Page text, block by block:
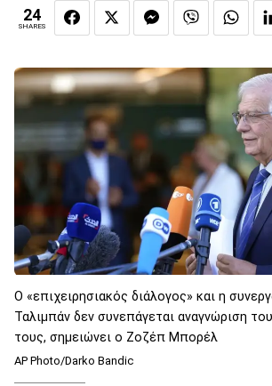
24
SHARES
Ο «επιχειρησιακός διάλογος» και η
Ταλιμπάν δεν συνεπάγεται αναγνώριση
τους, σημειώνει ο Ζοζέπ Μπορέλ
AP Photo/Darko Bandic